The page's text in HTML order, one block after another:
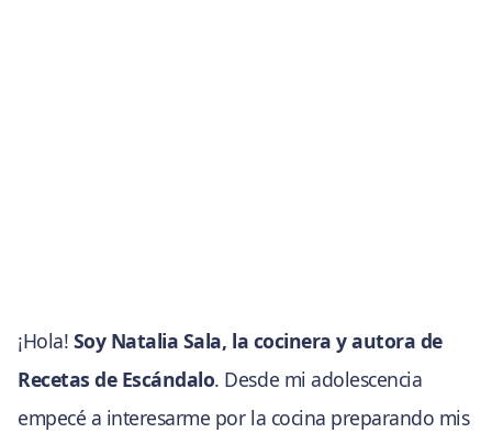
¡Hola! Soy Natalia Sala, la cocinera y autora de
Recetas de Escándalo. Desde mi adolescencia
empecé a interesarme por la cocina preparando mis